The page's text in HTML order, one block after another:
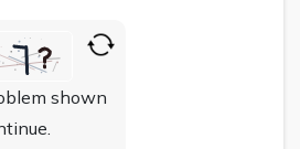
shown